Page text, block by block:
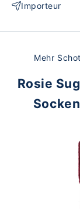
Importeur
Mehr
Rosie